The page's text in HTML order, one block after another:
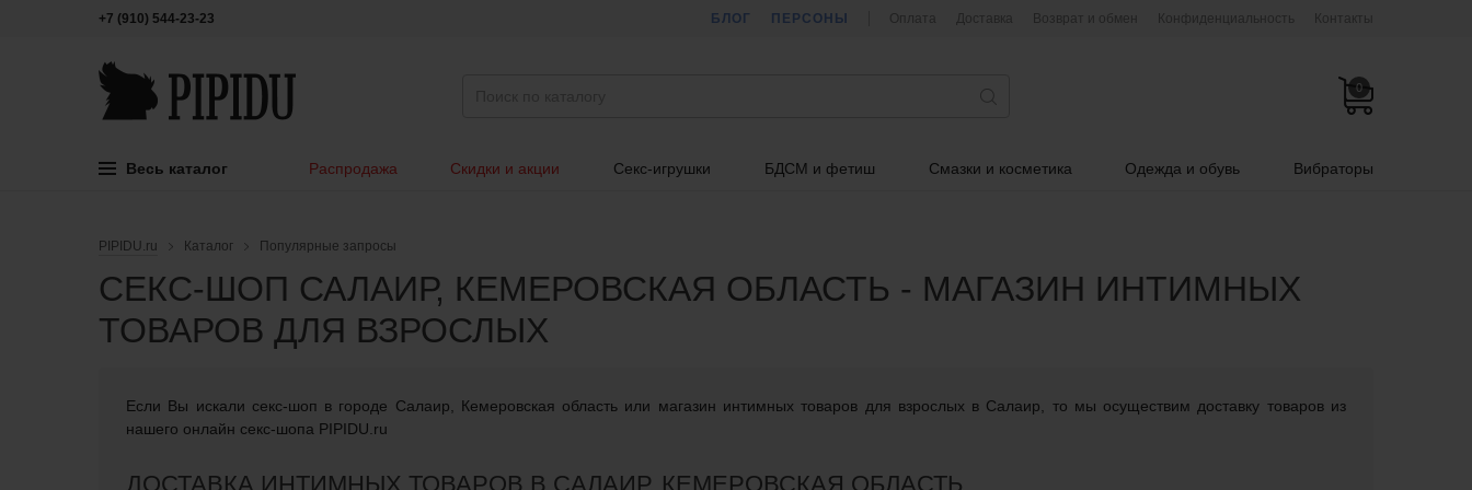
+7 (910) 544-23-23 БЛОГ ПЕРСОНЫ Оплата Доставка Возврат и обмен Конфиденциальность Контакты
0
Весь каталог Распродажа Скидки и акции Секс-игрушки БДСМ и фетиш Смазки и косметика Одежда и обувь Вибраторы
PIPIDU.ru Каталог Популярные запросы
СЕКС-ШОП САЛАИР, КЕМЕРОВСКАЯ ОБЛАСТЬ - МАГАЗИН ИНТИМНЫХ
ТОВАРОВ ДЛЯ ВЗРОСЛЫХ
Если Вы искали cекс-шоп в городе Салаир, Кемеровская область или магазин интимных товаров для взрослых в Салаир, то мы осуществим доставку товаров из
нашего онлайн секс-шопа PIPIDU.ru
ДОСТАВКА ИНТИМНЫХ ТОВАРОВ В САЛАИР, КЕМЕРОВСКАЯ ОБЛАСТЬ